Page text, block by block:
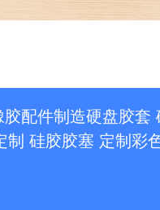
配件制造硬盘胶套
硅胶胶塞 定制彩